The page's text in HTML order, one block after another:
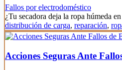
Fallos por electrodoméstico
¿Tu secadora deja la ropa húmeda
distribución de carga, reparación,
Acciones Seguras Ante